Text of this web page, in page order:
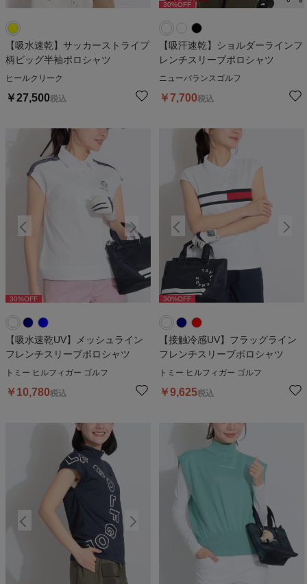
【吸水速乾】サッカーストライプ
柄ビッグ半袖ポロシャツ
ヒールクリーク
￥27,500税込
30%OFF
【吸汗速乾】ショルダーラインフ
レンチスリーブポロシャツ
ニューバランスゴルフ
￥7,700税込
30%OFF %OFF
【吸水速乾UV】メッシュライン
フレンチスリーブポロシャツ
トミー ヒルフィガー ゴルフ
￥ 10,780税込
30%OFF 30%OFF
【接触冷感UV】フラッグライン
フレンチスリーブポロシャツ
トミー ヒルフィガー ゴルフ
￥9,625税込